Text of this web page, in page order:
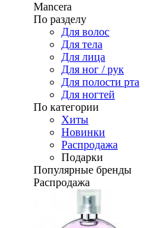
Mancera
По разделу
Для волос
Для тела
Для лица
Для ног / рук
Для полости рта
Для ногтей
По категории
Хиты
Новинки
Распродажа
Подарки
Популярные бренды
Распродажа